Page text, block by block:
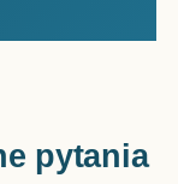
pytania